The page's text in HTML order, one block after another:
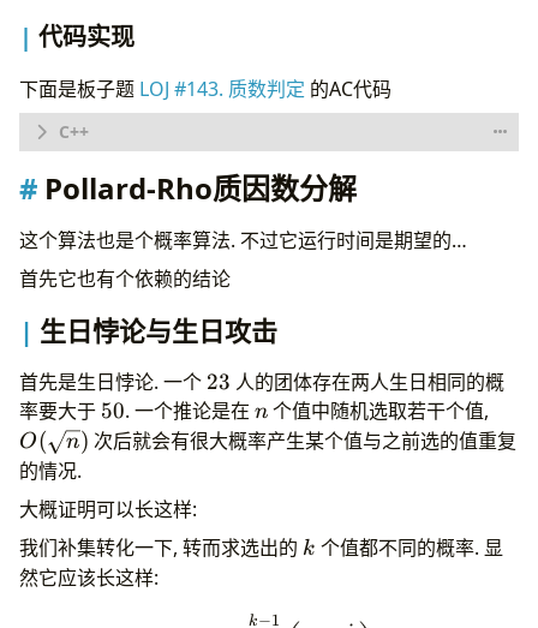
代码实现
下面是板子题 LOJ #143. 质数判定 的AC代码
inline intEx RandInt
inline intEx Pow(intEx,
int main(){
for( intEx ;scanf("%lld" ,&x)!=EOF;){
if( MillerRabin ( x))
puts("Y");
}
}
int ROUND
Pollard-Rho质因数分解
这个算法也是个概率算法. 不过它运行时间是期望的…
首先它也有个依赖的结论
生日悖论与生日攻击
首先是生日悖论. 一个 23
23 人的团体存在两人生日相同的概
率要大于 50%
50. 一个推论是在 n
n 个值中随机选取若干个值,
n)
O( n) 次后就会有很大概率产生某个值与之前选的值重复
的情况.
大概证明可以长这样:
我们补集转化一下, 转而求选出的 k
k 个值都不同的概率. 显
然它应该长这样:
k−1